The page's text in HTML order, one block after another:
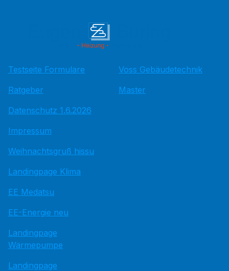
Testseite Formulare
Ratgeber
Datenschutz 1.6.2026
Impressum
Weihnachtsgruß hissu
Landingpage Klima
EE Medatsu
EE-Energie neu
Landingpage
Wärmepumpe
Landingpage
Voss Gebäudetechnik
Master